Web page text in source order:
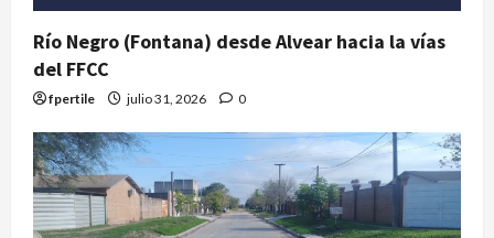
Río Negro (Fontana) desde Alvear hacia la vías
del FFCC
fpertile julio 31, 2026 0